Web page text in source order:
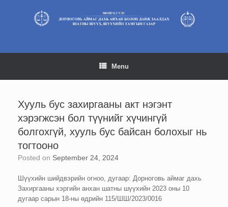
Menu
Хууль бус захиргааны акт нэгэнт
хэрэгжсэн бол түүнийг хүчингүй
болгохгүй, хууль бус байсан болохыг нь
тогтооно
Posted on September 24, 2024
Шүүхийн шийдвэрийн огноо, дугаар: Дорноговь аймаг дахь
Захиргааны хэргийн анхан шатны шүүхийн 2023 оны 10
дугаар сарын 18-ны өдрийн 115/ШШ/2023/0016